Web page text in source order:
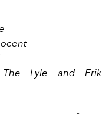
The Lyle and Erik